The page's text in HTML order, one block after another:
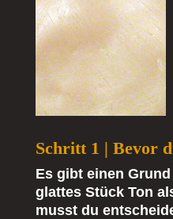
Schritt 1 | Bevor
Es gibt einen
glattes Stück Ton
musst du